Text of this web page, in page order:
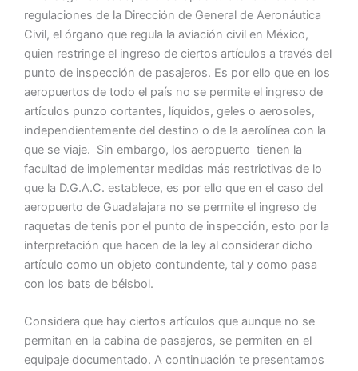
regulaciones de la Dirección de General de Aeronáutica
Civil, el órgano que regula la aviación civil en México,
quien restringe el ingreso de ciertos artículos a través del
punto de inspección de pasajeros. Es por ello que en los
aeropuertos de todo el país no se permite el ingreso de
artículos punzo cortantes, líquidos, geles o aerosoles,
independientemente del destino o de la aerolínea con la
que se viaje. Sin embargo, los aeropuerto tienen la
facultad de implementar medidas más restrictivas de lo
que la D.G.A.C. establece, es por ello que en el caso del
aeropuerto de Guadalajara no se permite el ingreso de
raquetas de tenis por el punto de inspección, esto por la
interpretación que hacen de la ley al considerar dicho
artículo como un objeto contundente, tal y como pasa
con los bats de béisbol.
Considera que hay ciertos artículos que aunque no se
permitan en la cabina de pasajeros, se permiten en el
equipaje documentado. A continuación te presentamos